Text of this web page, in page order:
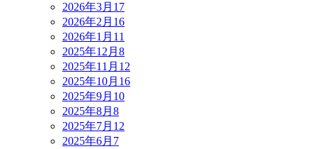
2026年3月 17
2026年2月 16
2026年1月 11
2025年12月 8
2025年11月 12
2025年10月 16
2025年9月 10
2025年8月 8
2025年7月 12
2025年6月 7